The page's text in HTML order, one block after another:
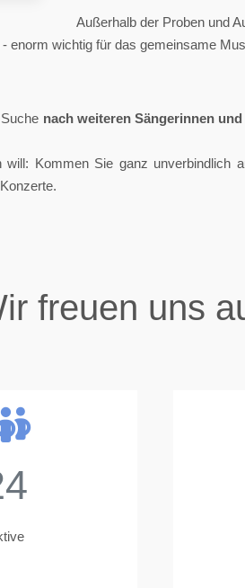
Außerhalb der Proben und
enorm wichtig für das gemeinsame
nach weiteren Sängerinnen
Kommen Sie ganz unverbindlich
freuen uns